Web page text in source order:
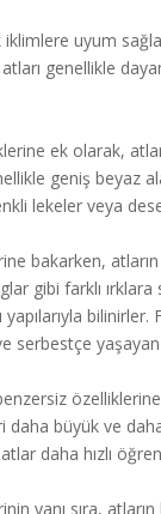
iklimlere uyum
genellikle
ek olarak,
geniş beyaz
lekeler veya
bakarken,
gibi farklı
yapılarıyla
serbestçe
büyük ve
atlar daha hızlı
yanı sıra,